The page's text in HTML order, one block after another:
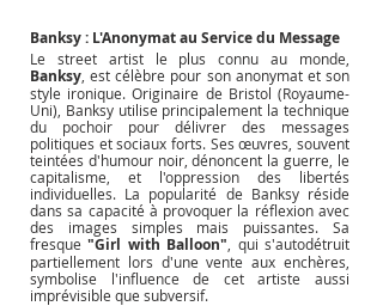
Banksy : L'Anonymat au Service du Message
Banksy , est célèbre pour son anonymat et son
style ironique. Originaire de Bristol (Royaume-
Uni), Banksy utilise principalement la technique
du pochoir pour délivrer des messages
politiques et sociaux forts. Ses œuvres, souvent
teintées d'humour noir, dénoncent la guerre, le
capitalisme, et l'oppression des libertés
individuelles. La popularité de Banksy réside
dans sa capacité à provoquer la réflexion avec
des images simples mais puissantes. Sa
fresque "Girl with Balloon" , qui s'autodétruit
partiellement lors d'une vente aux enchères,
symbolise l'influence de cet artiste aussi
imprévisible que subversif.